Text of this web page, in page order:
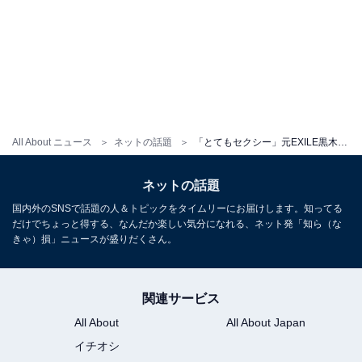
All About ニュース ネットの話題
ネットの話題
国内外のSNSで話題の人＆トピックをタイムリーにお届けします。知ってる
だけでちょっと得する、なんだか楽しい気分になれる、ネット発「知ら（な
きゃ）損」ニュースが盛りだくさん。
関連サービス
All About
All About Japan
イチオシ